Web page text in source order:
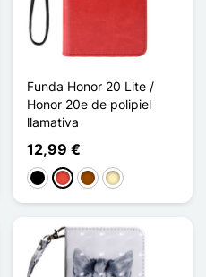
Funda Honor 20 Lite /
Honor 20e de polipiel
llamativa
12,99 €
NegroRojoMarrón
Oro